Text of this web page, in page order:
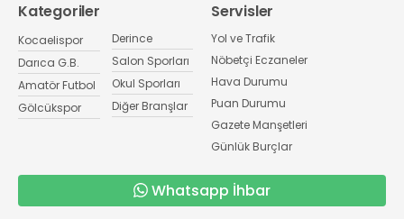
Kategoriler
Kocaelispor
Darıca G.B.
Amatör Futbol
Gölcükspor
Derince
Salon Sporları
Okul Sporları
Diğer Branşlar
Servisler
Yol ve Trafik
Nöbetçi Eczaneler
Hava Durumu
Puan Durumu
Gazete Manşetleri
Günlük Burçlar
Whatsapp İhbar